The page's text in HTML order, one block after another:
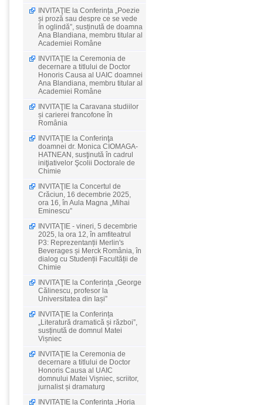
INVITAŢIE la Conferința „Poezie
și proză sau despre ce se vede
în oglindă”, susținută de doamna
Ana Blandiana, membru titular al
Academiei Române
INVITAŢIE la Ceremonia de
decernare a titlului de Doctor
Honoris Causa al UAIC doamnei
Ana Blandiana, membru titular al
Academiei Române
INVITAŢIE la Caravana studiilor
și carierei francofone în
România
INVITAŢIE la Conferinţa
doamnei dr. Monica CIOMAGA-
HATNEAN, susţinută în cadrul
iniţiativelor Şcolii Doctorale de
Chimie
INVITAŢIE la Concertul de
Crăciun, 16 decembrie 2025,
ora 16, în Aula Magna „Mihai
Eminescu”
INVITAŢIE - vineri, 5 decembrie
2025, la ora 12, în amfiteatrul
P3: Reprezentanții Merlin's
Beverages și Merck România, în
dialog cu Studenții Facultății de
Chimie
INVITAŢIE la Conferința „George
Călinescu, profesor la
Universitatea din Iași”
INVITAŢIE la Conferința
„Literatură dramatică și război”,
susținută de domnul Matei
Vișniec
INVITAŢIE la Ceremonia de
decernare a titlului de Doctor
Honoris Causa al UAIC
domnului Matei Vișniec, scriitor,
jurnalist și dramaturg
INVITAŢIE la Conferința „Horia